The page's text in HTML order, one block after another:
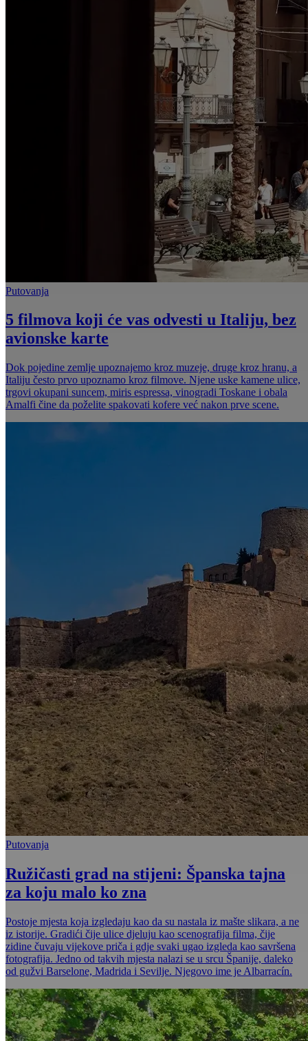
Putovanja
5 filmova koji će vas odvesti u Italiju, bez
avionske karte
Dok pojedine zemlje upoznajemo kroz muzeje, druge kroz hranu, a
Italiju često prvo upoznamo kroz filmove. Njene uske kamene ulice,
trgovi okupani suncem, miris espressa, vinogradi Toskane i obala
Amalfi čine da poželite spakovati kofere već nakon prve scene.
Putovanja
Ružičasti grad na stijeni: Španska tajna
za koju malo ko zna
Postoje mjesta koja izgledaju kao da su nastala iz mašte slikara, a ne
iz istorije. Gradići čije ulice djeluju kao scenografija filma, čije
zidine čuvaju vijekove priča i gdje svaki ugao izgleda kao savršena
fotografija. Jedno od takvih mjesta nalazi se u srcu Španije, daleko
od gužvi Barselone, Madrida i Sevilje. Njegovo ime je Albarracín.